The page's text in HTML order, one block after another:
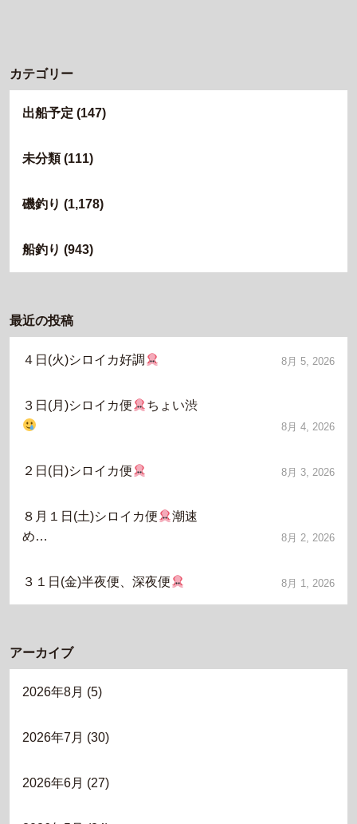
カテゴリー
出船予定 (147)
未分類(111)
磯釣り (1,178)
船釣り (943)
最近の投稿
４日(火)シロイカ好調 8月 5, 2026
３日(月)シロイカ便 ちょい渋
8月 4, 2026
２日(日)シロイカ便 8月 3, 2026
８月１日(土)シロイカ便
潮速
め…
8月 2, 2026
３１日(金)半夜便、深夜便 8月 1, 2026
アーカイブ
2026年8月 (5)
2026年7月 (30)
2026年6月 (27)